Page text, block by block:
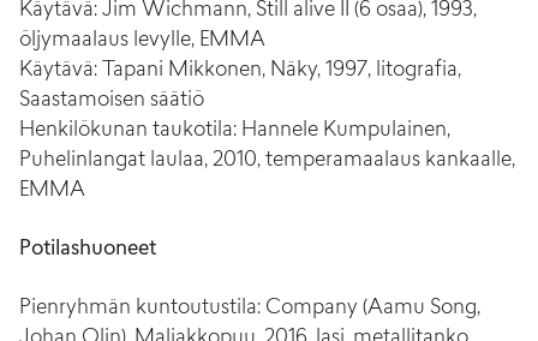
Käytävä: Jim Wichmann, Still alive II (6 osaa), 1993,
öljymaalaus levylle, EMMA
Käytävä: Tapani Mikkonen, Näky, 1997, litografia,
Saastamoisen säätiö
Henkilökunan taukotila: Hannele Kumpulainen,
Puhelinlangat laulaa, 2010, temperamaalaus kankaalle,
EMMA
Potilashuoneet
Pienryhmän kuntoutustila: Company (Aamu Song,